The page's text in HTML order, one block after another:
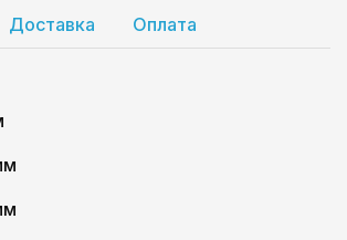
Доставка Оплата